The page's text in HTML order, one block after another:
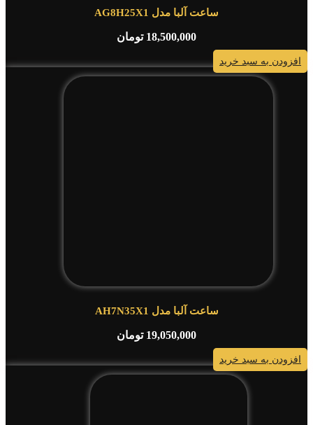
ساعت آلبا مدل AG8H25X1
18,500,000 تومان
افزودن به سبد خرید
ساعت آلبا مدل AH7N35X1
19,050,000 تومان
افزودن به سبد خرید